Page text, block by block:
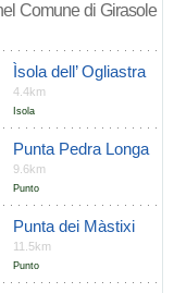
Comune di Girasole
Ìsola dell’ Ogliastra
4.4km
Isola
Punta Pedra Longa
9.6km
Punto
Punta dei Màstixi
11.5km
Punto